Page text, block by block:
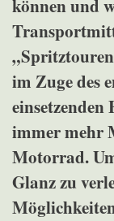
können und
im Zuge des
immer mehr
Motorrad.
Glanz zu